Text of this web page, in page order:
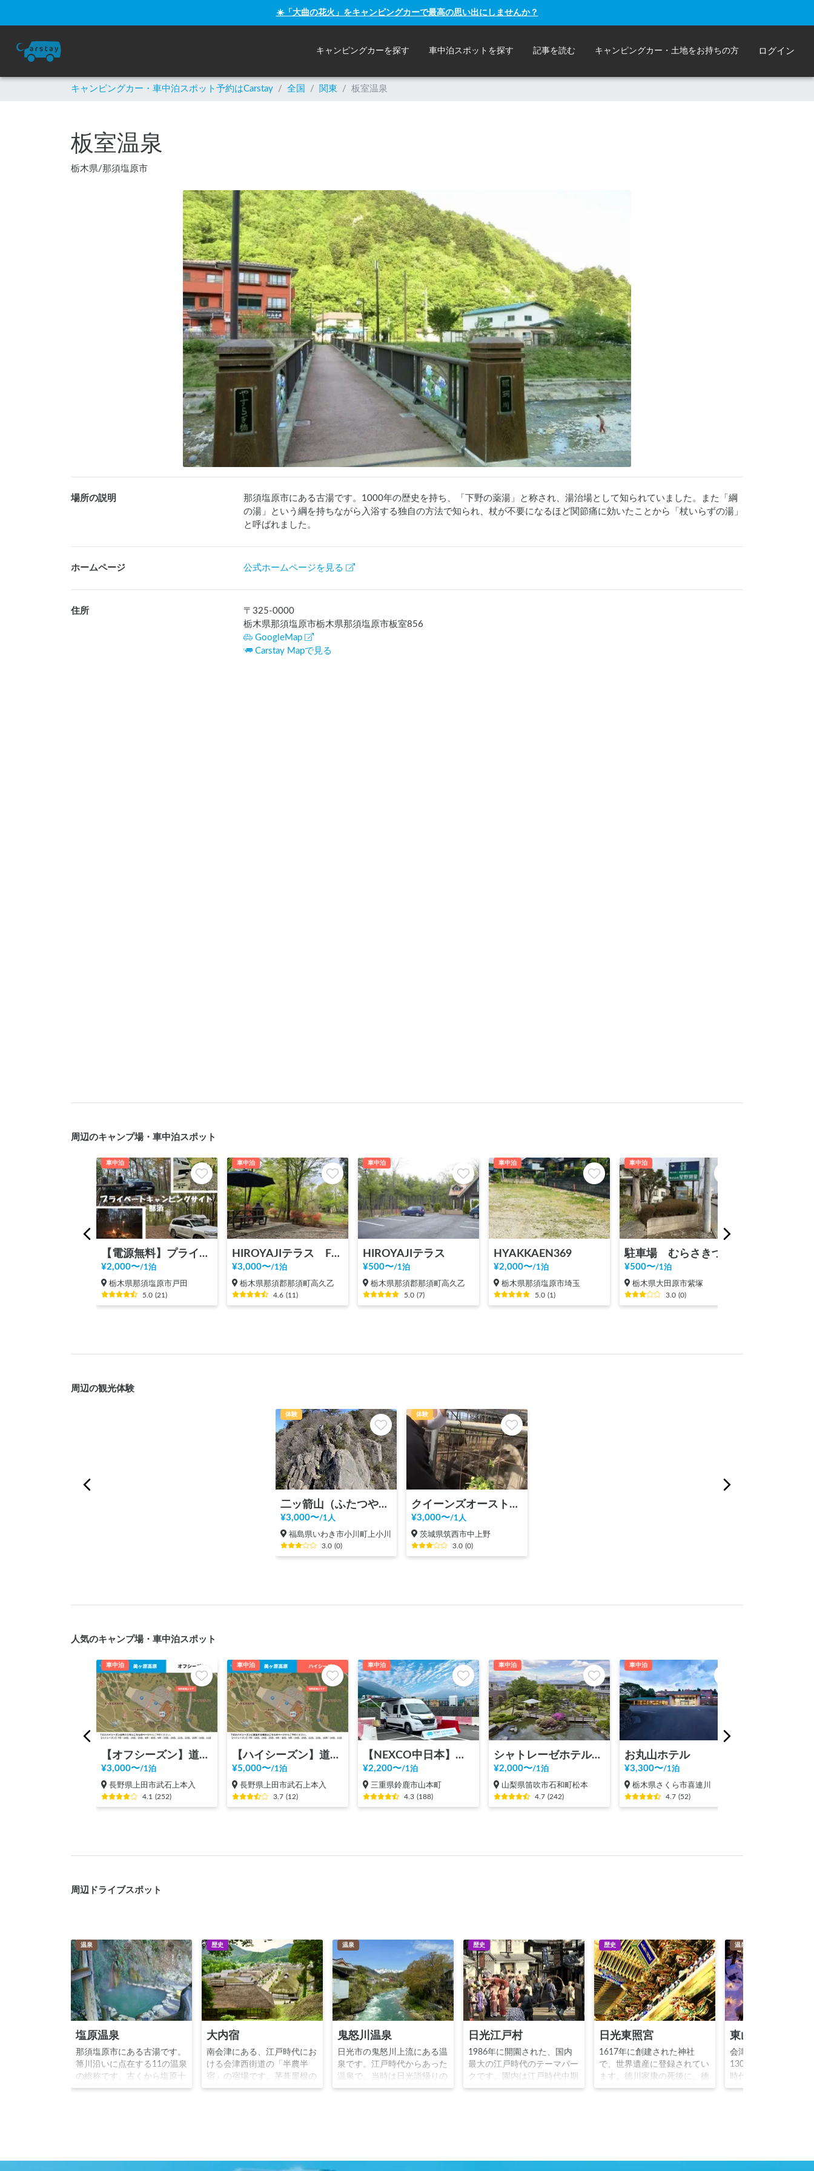
☀️「大曲の花火」をキャンピングカーで最高の思い出にしませんか？
キャンピングカーを探す 車中泊スポットを探す 記事を読む キャンピングカー・土地をお持ちの方 ログイン
キャンピングカー・車中泊スポット予約はCarstay / 全国 / 関東 / 板室温泉
板室温泉
栃木県/那須塩原市
場所の説明
那須塩原市にある古湯です。1000年の歴史を持ち、「下野の薬湯」と称され、湯治場として知られていました。また「綱
の湯」という綱を持ちながら入浴する独自の方法で知られ、杖が不要になるほど関節痛に効いたことから「杖いらずの湯」
と呼ばれました。
ホームページ 公式ホームページを見る
住所 〒 325-0000
栃木県那須塩原市栃木県那須塩原市板室856
GoogleMap
Carstay Mapで見る
周辺のキャンプ場・車中泊スポット
車中泊
【電源無料】プライベートキャンピングサイト那須
¥2,000〜/1泊
栃木県那須塩原市戸田
5.0 (21)
車中泊
HIROYAJIテラス FOREST+ （ヒロヤジテラス フォレストプラス）
¥3,000〜/1泊
栃木県那須郡那須町高久乙
4.6 (11)
車中泊
HIROYAJIテラス
¥500〜/1泊
栃木県那須郡那須町高久乙
5.0 (7)
車中泊
HYAKKAEN369
¥2,000〜/1泊
栃木県那須塩原市埼玉
5.0 (1)
車中泊
駐車場 むらさきづか
¥500〜/1泊
栃木県大田原市紫塚
3.0 (0)
周辺の観光体験
体験
二ッ箭山（ふたつやさん）登山
¥3,000〜/1人
福島県いわき市小川町上小川
3.0 (0)
体験
クイーンズオーストリッチつくば
¥3,000〜/1人
茨城県筑西市中上野
3.0 (0)
人気のキャンプ場・車中泊スポット
車中泊
【オフシーズン】道の駅 美ヶ原高原
¥3,000〜/1泊
長野県上田市武石上本入
4.1 (252)
車中泊
【ハイシーズン】道の駅 美ヶ原高原
¥5,000〜/1泊
長野県上田市武石上本入
3.7 (12)
車中泊
【NEXCO中日本】新名神 鈴鹿PA（上り）RVステーション鈴鹿※電源付き！
¥2,200〜/1泊
三重県鈴鹿市山本町
4.3 (188)
車中泊
シャトレーゼホテル石和
¥2,000〜/1泊
山梨県笛吹市石和町松本
4.7 (242)
車中泊
お丸山ホテル
¥3,300〜/1泊
栃木県さくら市喜連川
4.7 (52)
周辺ドライブスポット
温泉
塩原温泉
那須塩原市にある古湯です。
箒川沿いに点在する11の温泉
の総称です。古くから塩原十
一湯と呼ばれ、1000年以上
んふぉと http://on-
歴史
大内宿
南会津にある、江戸時代にお
ける会津西街道の「半農半
宿」の宿場です。茅葺屋根の
民家が街道沿いに建ち並ぶ同
温泉
鬼怒川温泉
日光市の鬼怒川上流にある温
泉です。江戸時代からあった
温泉で、当時は日光詣帰りの
諸大名や僧侶達のみが利用可
歴史
日光江戸村
1986年に開園された、国内
最大の江戸時代のテーマパー
クです。園内は江戸時代中期
の町並みを再現し、忍者活劇
たかのような体験が出来ま
歴史
日光東照宮
1617年に創建された神社
で、世界遺産に登録されてい
ます。徳川家康の死後に、徳
川家により家康を神格化した
祭神として祀られています。
温泉
東山温泉
会津若松市にある温
1300年の歴史を持ち
時代には会津若松の
して発展しました。
んふぉと http://on-